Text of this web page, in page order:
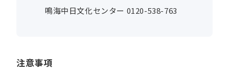
鳴海中日文化センター 0120-538-763
注意事項